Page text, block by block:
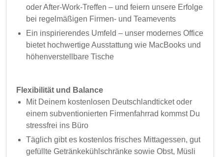
oder After-Work-Treffen – und feiern unsere Erfolge
bei regelmäßigen Firmen- und Teamevents
Ein inspirierendes Umfeld – unser modernes Office
bietet hochwertige Ausstattung wie MacBooks und
höhenverstellbare Tische
Flexibilität und Balance
Mit Deinem kostenlosen Deutschlandticket oder
einem subventionierten Firmenfahrrad kommst Du
stressfrei ins Büro
Täglich gibt es kostenlos frisches Mittagessen, gut
gefüllte Getränkekühlschränke sowie Obst, Müsli